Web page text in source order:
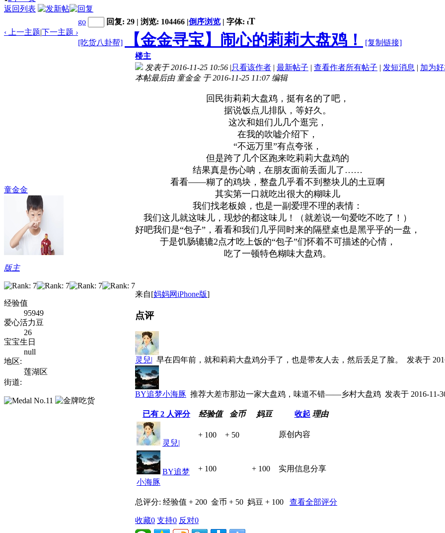
返回列表
‹ 上一主题|下一主题 ›
go 回复: 29 | 浏览: 104466 |倒序浏览 | 字体: tT
[吃货八卦帮] 【金金寻宝】闹心的莉莉大盘鸡！ [复制链接]
童金金
版主
经验值
95949
爱心活力豆
26
宝宝生日
null
地区:
莲湖区
街道:
楼主
发表于 2016-11-25 10:56 |只看该作者 | 最新帖子 | 查看作者所有帖子 | 发短消息 | 加为
本帖最后由 童金金 于 2016-11-25 11:07 编辑
回民街莉莉大盘鸡，挺有名的了吧，
据说饭点儿排队，等好久。
这次和姐们儿几个逛完，
在我的吹嘘介绍下，
“不远万里”有点夸张，
但是跨了几个区跑来吃莉莉大盘鸡的
结果真是伤心呐，在朋友面前丢面儿了……
看看——糊了的鸡块，整盘几乎看不到整块儿的土豆啊
其实第一口就吃出很大的糊味儿
我们找老板娘，也是一副爱理不理的表情：
我们这儿就这味儿，现炒的都这味儿！（就差说一句爱吃不吃了！）
好吧我们是“包子”，看看和我们几乎同时来的隔壁桌也是黑乎乎的一盘，
于是饥肠辘辘2点才吃上饭的“包子”们怀着不可描述的心情，
吃了一顿特色糊味大盘鸡。
来自[妈妈网iPhone版]
点评
灵兒| 早在四年前，就和莉莉大盘鸡分手了，也是带友人去，然后丢足了脸。 发表于
BY追梦小海豚 推荐大差市那边一家大盘鸡，味道不错——乡村大盘鸡 发表于 2016-11-
已有 2 人评分 经验值 金币 妈豆 收起 理由
灵兒|
+ 100 + 50 原创内容
BY追梦
小海豚
+ 100 + 100 实用信息分享
总评分: 经验值 + 200 金币 + 50 妈豆 + 100 查看全部评分
收藏0 支持0 反对0